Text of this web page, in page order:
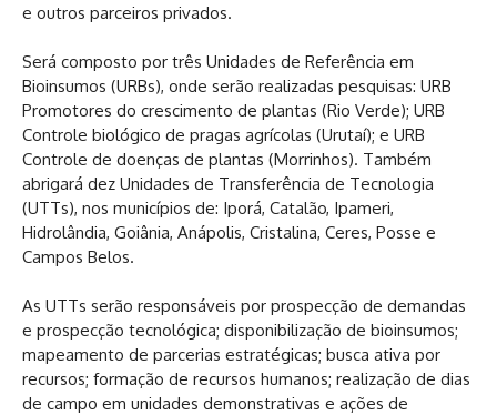
e outros parceiros privados.
Será composto por três Unidades de Referência em
Bioinsumos (URBs), onde serão realizadas pesquisas: URB
Promotores do crescimento de plantas (Rio Verde); URB
Controle biológico de pragas agrícolas (Urutaí); e URB
Controle de doenças de plantas (Morrinhos). Também
abrigará dez Unidades de Transferência de Tecnologia
(UTTs), nos municípios de: Iporá, Catalão, Ipameri,
Hidrolândia, Goiânia, Anápolis, Cristalina, Ceres, Posse e
Campos Belos.
As UTTs serão responsáveis por prospecção de demandas
e prospecção tecnológica; disponibilização de bioinsumos;
mapeamento de parcerias estratégicas; busca ativa por
recursos; formação de recursos humanos; realização de dias
de campo em unidades demonstrativas e ações de